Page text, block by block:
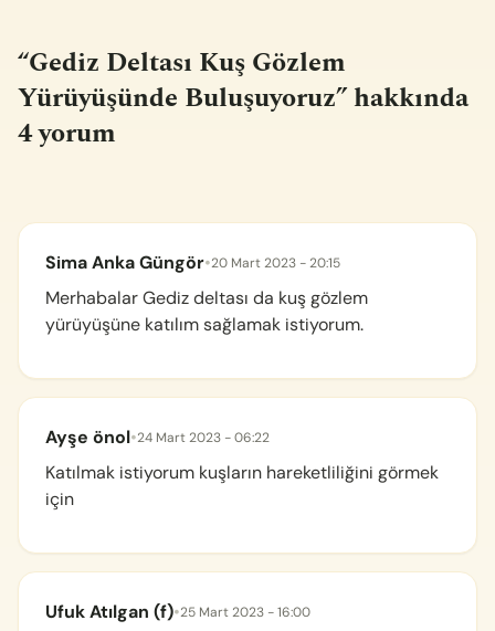
“Gediz Deltası Kuş Gözlem
Yürüyüşünde Buluşuyoruz” hakkında
4 yorum
Sima Anka Güngör•20 Mart 2023 - 20:15
Merhabalar Gediz deltası da kuş gözlem
yürüyüşüne katılım sağlamak istiyorum.
Ayşe önol•24 Mart 2023 - 06:22
Katılmak istiyorum kuşların hareketliliğini görmek
için
Ufuk Atılgan (f)•25 Mart 2023 - 16:00